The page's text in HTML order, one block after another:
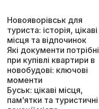
Новояворівськ для
туриста: історія, цікаві
місця та відпочинок
Які документи потрібні
при купівлі квартири в
новобудові: ключові
моменти
Буськ: цікаві місця,
пам’ятки та туристичні